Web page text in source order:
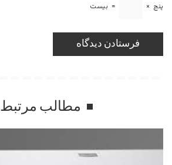
پنج ×
= بیست
مطالب مرتبط